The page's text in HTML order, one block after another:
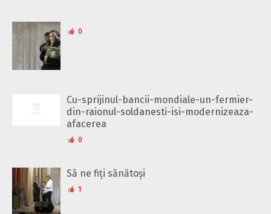
0
Cu-sprijinul-bancii-mondiale-un-fermier-
din-raionul-soldanesti-isi-modernizeaza-
afacerea
0
Să ne fiți sănătoși
1